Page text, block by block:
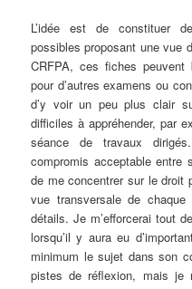
L’idée est de constituer
possibles proposant une vue
CRFPA, ces fiches
pour d’autres examens ou
d’y voir un peu plus clair
difficiles à appréhender, par
séance de travaux
compromis acceptable entre
de me concentrer sur le droit
vue transversale de
détails. Je m’efforcerai tout
lorsqu’il y aura eu
minimum le sujet dans son
pistes de réflexion, mais je